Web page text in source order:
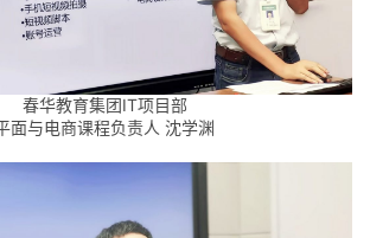
春华教育集团IT项目部
面与电商课程负责人 沈学渊